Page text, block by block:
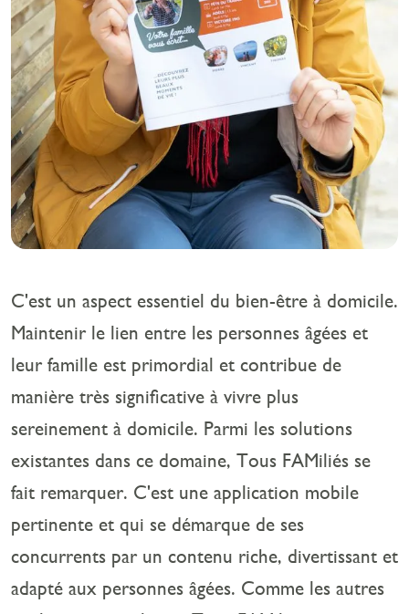
C'est un aspect essentiel du bien-être à domicile.
Maintenir le lien entre les personnes âgées et
leur famille est primordial et contribue de
manière très significative à vivre plus
sereinement à domicile. Parmi les solutions
existantes dans ce domaine, Tous FAMiliés se
fait remarquer. C'est une application mobile
pertinente et qui se démarque de ses
concurrents par un contenu riche, divertissant et
adapté aux personnes âgées. Comme les autres